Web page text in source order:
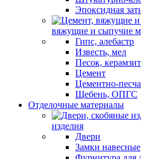
Эпоксидная
вяжущие и сыпучие
Гипс, алебастр
Известь, мел
Песок, керамзит
Цемент
Цементно-
Щебень, ОПГС
Отделочные материалы
изделия
Двери
Замки навесные